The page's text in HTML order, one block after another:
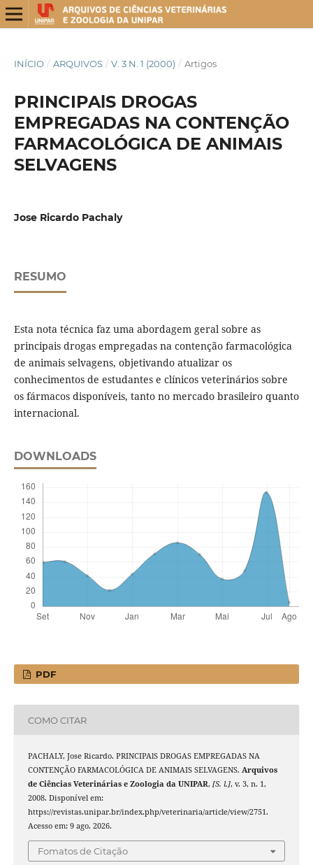
INÍCIO / ARQUIVOS / V. 3 N. 1 (2000) / Artigos
PRINCIPAlS DROGAS
EMPREGADAS NA CONTENÇÃO
FARMACOLÓGICA DE ANIMAIS
SELVAGENS
Jose Ricardo Pachaly
RESUMO
Esta nota técnica faz uma abordagem geral sobre as
principais drogas empregadas na contenção farmacológica
de animais selvagens, objetivando atualizar os
conhecimentos de estudantes e clínicos veterinários sobre
os fármacos disponíveis, tanto no mercado brasileiro quanto
internacional.
DOWNLOADS
PDF
COMO CITAR
PACHALY, Jose Ricardo. PRINCIPAlS DROGAS EMPREGADAS NA
CONTENÇÃO FARMACOLÓGICA DE ANIMAIS SELVAGENS. Arquivos
de Ciências Veterinárias e Zoologia da UNIPAR, [S. l.], v. 3, n. 1,
2008. Disponível em:
https://revistas.unipar.br/index.php/veterinaria/article/view/2751.
Acesso em: 9 ago. 2026.
Fomatos de Citação